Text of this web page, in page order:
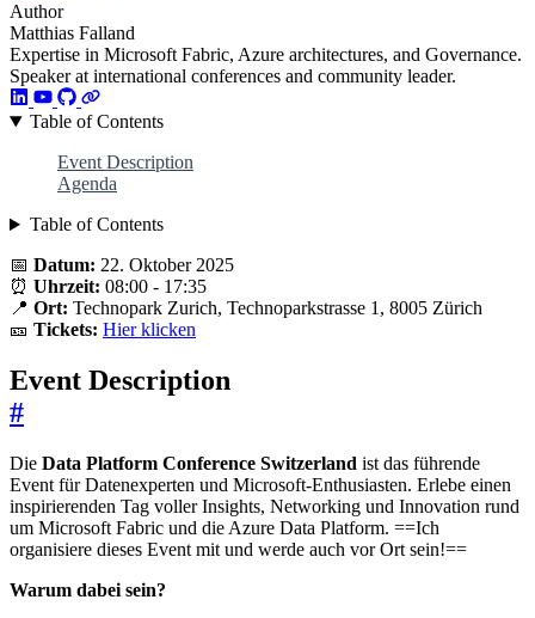
Author
Matthias Falland
Expertise in Microsoft Fabric, Azure architectures, and Governance.
Speaker at international conferences and community leader.
Table of Contents
Event Description
Agenda
Table of Contents
📅 Datum: 22. Oktober 2025
⏰ Uhrzeit: 08:00 - 17:35
📍 Ort: Technopark Zurich, Technoparkstrasse 1, 8005 Zürich
🎫 Tickets: Hier klicken
Event Description
#
Die Data Platform Conference Switzerland ist das führende
Event für Datenexperten und Microsoft-Enthusiasten. Erlebe einen
inspirierenden Tag voller Insights, Networking und Innovation rund
um Microsoft Fabric und die Azure Data Platform. ==Ich
organisiere dieses Event mit und werde auch vor Ort sein!==
Warum dabei sein?